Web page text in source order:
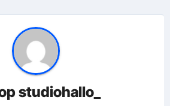
studiohallo_